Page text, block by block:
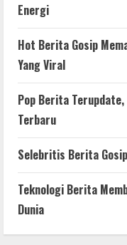
Energi
Hot Berita Gosip
Yang Viral
Pop Berita
Terbaru
Selebritis Berita
Teknologi Berita
Dunia